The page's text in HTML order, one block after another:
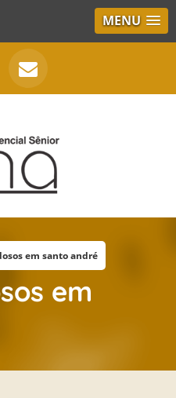
MENU
em santo andré
em